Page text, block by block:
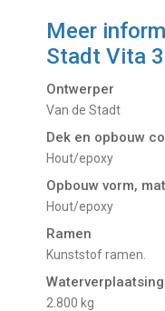
Meer
Stadt Vita
Ontwerper
Van de Stadt
Dek en opbouw
Hout/epoxy
Opbouw vorm,
Hout/epoxy
Ramen
Kunststof ramen.
Waterverplaatsing
2.800 kg